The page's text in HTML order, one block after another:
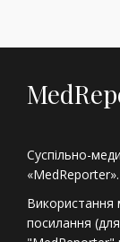
Суспільно-
«MedReporter».
Використання
посилання